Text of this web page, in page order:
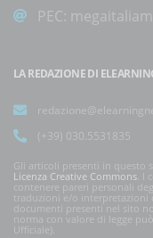
PEC:
LA REDAZIONE DI
(+39) 030.5531835
Gli articoli presenti in questo
Licenza Creative Commons. I
contenere pareri personali
traduzioni e/o interpretazioni
documenti presenti nel sito
norma con valore di legge
Ufficiale).